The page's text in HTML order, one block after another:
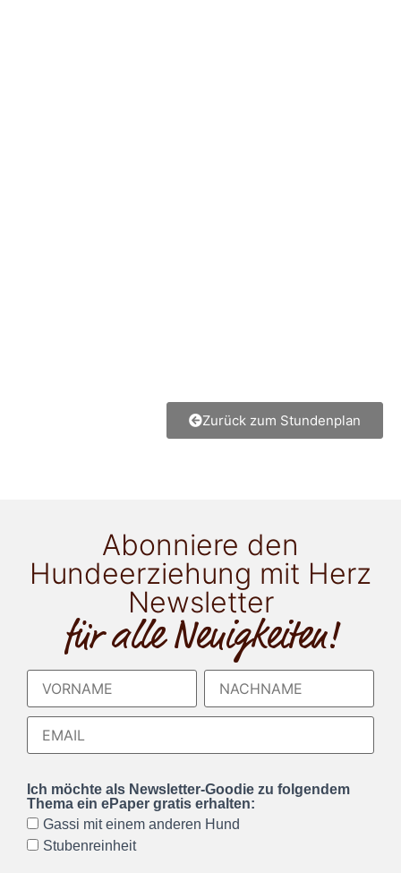
Zurück zum Stundenplan
Abonniere den
Hundeerziehung mit Herz
Newsletter
für alle Neuigkeiten!
Ich möchte als Newsletter-Goodie zu folgendem
Thema ein ePaper gratis erhalten:
Gassi mit einem anderen Hund
Stubenreinheit